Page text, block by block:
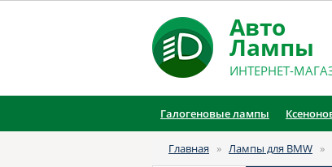
Авто
Лампы
ИНТЕРНЕТ-
Галогеновые лампы
Главная » Лампы для BMW »